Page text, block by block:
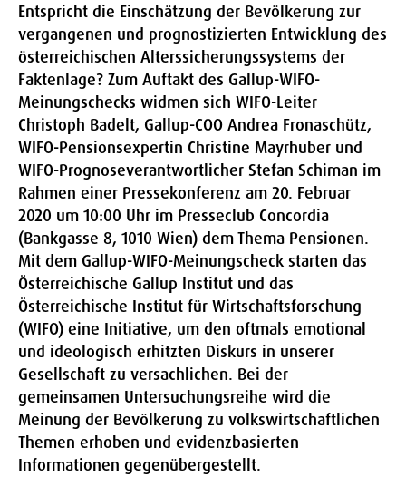
Entspricht die Einschätzung der Bevölkerung zur
vergangenen und prognostizierten Entwicklung des
österreichischen Alterssicherungssystems der
Faktenlage? Zum Auftakt des Gallup-WIFO-
Meinungschecks widmen sich WIFO-Leiter
Christoph Badelt, Gallup-COO Andrea Fronaschütz,
WIFO-Pensionsexpertin Christine Mayrhuber und
WIFO-Prognoseverantwortlicher Stefan Schiman im
Rahmen einer Pressekonferenz am 20. Februar
2020 um 10:00 Uhr im Presseclub Concordia
(Bankgasse 8, 1010 Wien) dem Thema Pensionen.
Mit dem Gallup-WIFO-Meinungscheck starten das
Österreichische Gallup Institut und das
Österreichische Institut für Wirtschaftsforschung
(WIFO) eine Initiative, um den oftmals emotional
und ideologisch erhitzten Diskurs in unserer
Gesellschaft zu versachlichen. Bei der
gemeinsamen Untersuchungsreihe wird die
Meinung der Bevölkerung zu volkswirtschaftlichen
Themen erhoben und evidenzbasierten
Informationen gegenübergestellt.